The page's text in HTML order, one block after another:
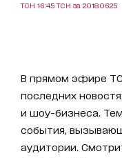
ТСН 16:45 ТСН за 2018.06.25
В прямом эфире
последних
и шоу-бизнеса.
события,
аудитории.